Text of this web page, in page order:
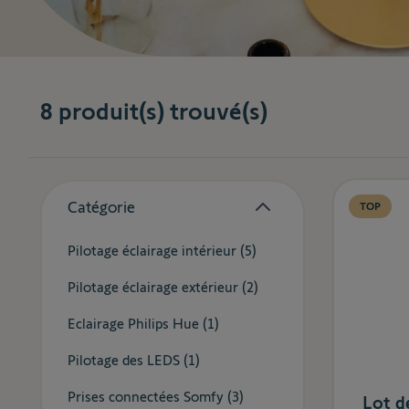
8 produit(s) trouvé(s)
Skip to product list
Catégorie
Pilotage éclairage intérieur (5products available
)
Pilotage éclairage extérieur (2products available
)
Eclairage Philips Hue (1products available
)
Pilotage des LEDS (1products available
)
Prises connectées Somfy (3products available
)
TOP
Lot